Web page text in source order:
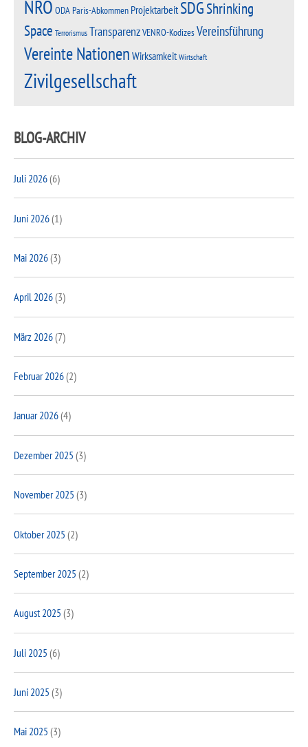
NRO ODAParis-Abkommen ProjektarbeitSDGShrinking
Space TerrorismusTransparenzVENRO-KodizesVereinsführung
Vereinte Nationen Wirksamkeit Wirtschaft
Zivilgesellschaft
BLOG-ARCHIV
Juli 2026(6)
Juni 2026(1)
Mai 2026(3)
April 2026(3)
März 2026(7)
Februar 2026(2)
Januar 2026(4)
Dezember 2025 (3)
November 2025 (3)
Oktober 2025 (2)
September 2025 (2)
August 2025 (3)
Juli 2025 (6)
Juni 2025 (3)
Mai 2025 (3)